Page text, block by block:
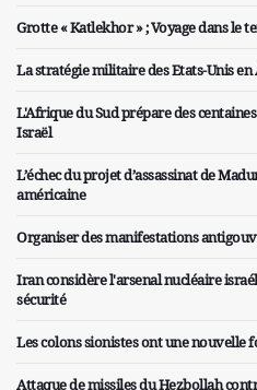
Grotte « Katlekhor » ; Voyage dans le
La stratégie militaire des Etats-Unis en
L'Afrique du Sud prépare des
Israël
L’échec du projet d’assassinat de
américaine
Organiser des manifestations
Iran considère l'arsenal nucléaire
sécurité
Les colons sionistes ont une nouvelle
Attaque de missiles du Hezbollah